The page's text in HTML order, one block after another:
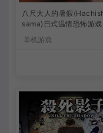
八尺大人的暑假
sama)日式温情恐怖游戏
单机游戏